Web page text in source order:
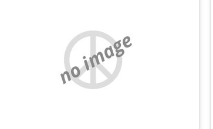
no image